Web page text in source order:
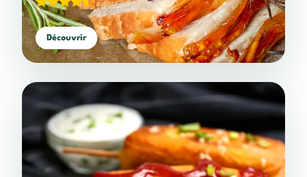
4,43/5(7 votes)
Découvrir